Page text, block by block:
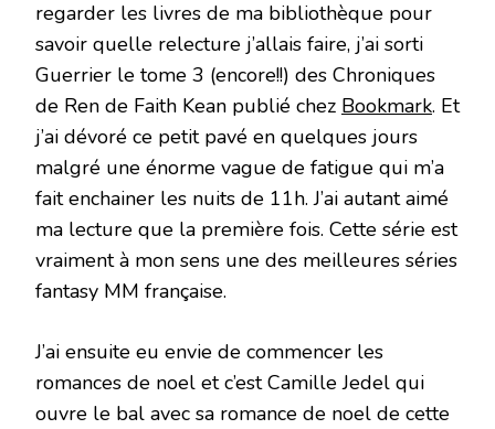
regarder les livres de ma bibliothèque pour
savoir quelle relecture j’allais faire, j’ai sorti
Guerrier le tome 3 (encore!!) des Chroniques
de Ren de Faith Kean publié chez Bookmark. Et
j’ai dévoré ce petit pavé en quelques jours
malgré une énorme vague de fatigue qui m’a
fait enchainer les nuits de 11h. J’ai autant aimé
ma lecture que la première fois. Cette série est
vraiment à mon sens une des meilleures séries
fantasy MM française.
J’ai ensuite eu envie de commencer les
romances de noel et c’est Camille Jedel qui
ouvre le bal avec sa romance de noel de cette